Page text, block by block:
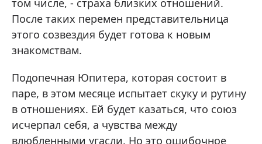
том числе, - страха близких отношений.
После таких перемен представительница
этого созвездия будет готова к новым
знакомствам.
Подопечная Юпитера, которая состоит в
паре, в этом месяце испытает скуку и рутину
в отношениях. Ей будет казаться, что союз
исчерпал себя, а чувства между
влюбленными угасли. Но это ошибочное